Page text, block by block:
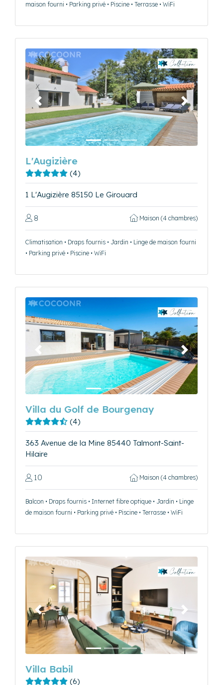
maison fourni • Parking privé • Piscine • Terrasse • WiFi
Précédent Suivant
L'Augizière
(4)
1 L'Augizière 85150 Le Girouard
8 Maison (4 chambres)
Climatisation • Draps fournis • Jardin • Linge de maison fourni
• Parking privé • Piscine • WiFi
Précédent Suivant
Villa du Golf de Bourgenay
(4)
363 Avenue de la Mine 85440 Talmont-Saint-
Hilaire
10 Maison (4 chambres)
Balcon • Draps fournis • Internet fibre optique • Jardin • Linge
de maison fourni • Parking privé • Piscine • Terrasse • WiFi
Précédent Suivant
Villa Babil
(6)